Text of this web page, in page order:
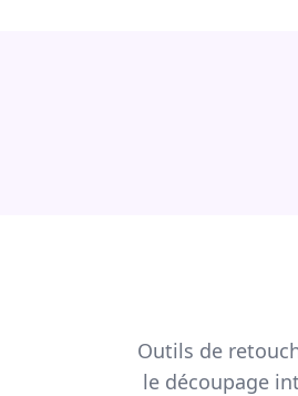
Outils de
le découpage